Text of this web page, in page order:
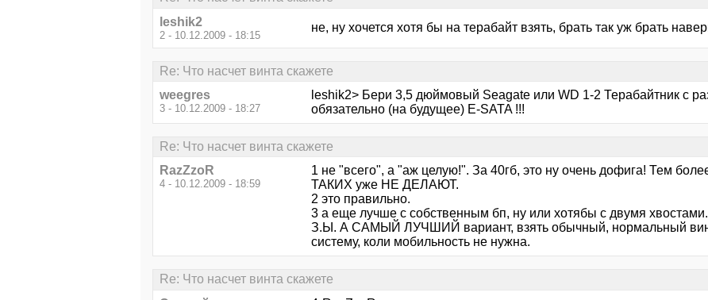
leshik2
2 - 10.12.2009 - 18:15
не, ну хочется хотя бы на терабайт взять, брать так уж брать
Re: Что насчет винта скажете
weegres
3 - 10.12.2009 - 18:27
leshik2> Бери 3,5 дюймовый Seagate или WD 1-2 Терабайтник с
обязательно (на будущее) E-SATA !!!
Re: Что насчет винта скажете
RazZzoR
4 - 10.12.2009 - 18:59
1 не "всего", а "аж целую!". За 40гб, это ну очень дофига! Тем
ТАКИХ уже НЕ ДЕЛАЮТ.
2 это правильно.
3 а еще лучше с собственным бп, ну или хотябы с двумя хвостами.
З.Ы. А САМЫЙ ЛУЧШИЙ вариант, взять обычный, нормальный
систему, коли мобильность не нужна.
Re: Что насчет винта скажете